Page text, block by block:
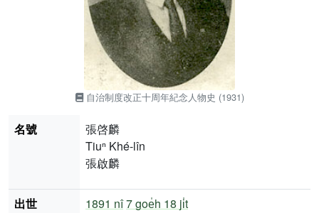
自治制度改正十周年紀念人物史 (1931)
名號
張啓麟
Tiuⁿ Khé-lîn
張啟麟
出世 1891 nî7 goe̍h 18 ji̍t